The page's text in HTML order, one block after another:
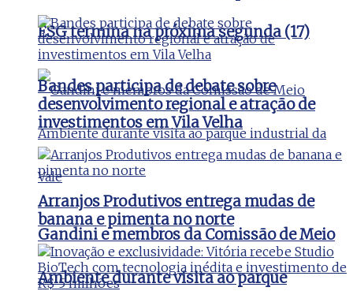
ESG termina na próxima segunda (17)
Gandini e membros da Comissão de Meio
Ambiente durante visita ao parque
Bandes participa de debate sobre
desenvolvimento regional e atração de
investimentos em Vila Velha
Arranjos Produtivos entrega mudas de
banana e pimenta no norte